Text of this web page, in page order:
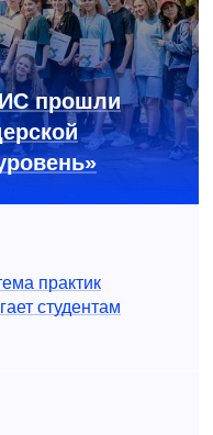
прошли
практик
студентам